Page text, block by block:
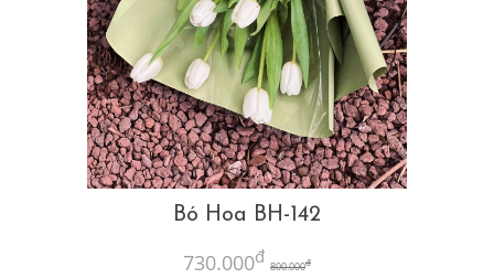
Bó Hoa BH-142
730.000đ 800.000đ